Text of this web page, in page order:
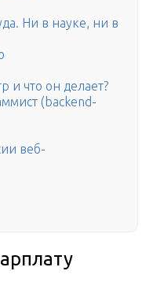
Ни в науке, ни в
и что он делает?
(backend-
веб-